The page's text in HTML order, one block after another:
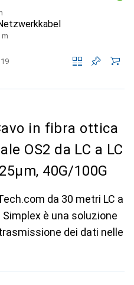
m
19
in fibra ottica
OS2 da LC a LC
40G/100G
da 30 metri LC a
Simplex è una soluzione
dei dati nelle